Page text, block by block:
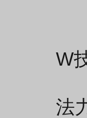
W
法